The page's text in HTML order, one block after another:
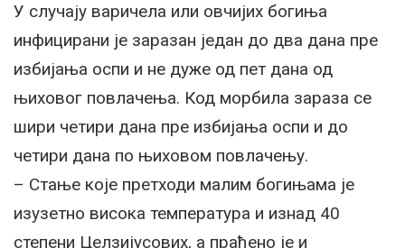
У случају варичела или овчијих богиња
инфицирани је заразан један до два дана пре
избијања оспи и не дуже од пет дана од
њиховог повлачења. Код морбила зараза се
шири четири дана пре избијања оспи и до
четири дана по њиховом повлачењу.
– Стање које претходи малим богињама је
изузетно висока температура и изнад 40
степени Целзијусових, а праћено је и